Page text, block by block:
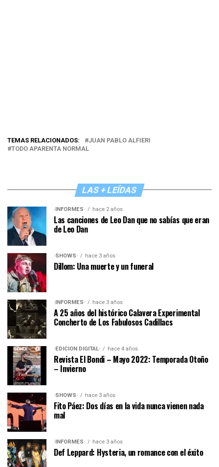
TEMAS RELACIONADOS:
JUAN PABLO ALFIERI
TODO APARENTA NORMAL
LAS + LEÍDAS
·INFORMES· hace 2 años
Las canciones de Leo Dan que no sabías que eran
de Leo Dan
·SHOWS· hace 3 años
Dillom: Una muerte y un funeral
·INFORMES· hace 3 años
A 25 años del histórico Calavera Experimental
Concherto de Los Fabulosos Cadillacs
·EDICIÓN DIGITAL· hace 4 años
Revista El Bondi – Mayo 2022: Temporada Otoño
– Invierno
·SHOWS· hace 3 años
Fito Páez: Dos días en la vida nunca vienen nada
mal
·INFORMES· hace 3 años
Def Leppard: Hysteria, un romance con el éxito